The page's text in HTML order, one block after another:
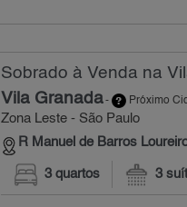
Sobrado à Venda na
Vila Granada- Próximo
Zona Leste - São Paulo
R Manuel de Barros
3 quartos 3